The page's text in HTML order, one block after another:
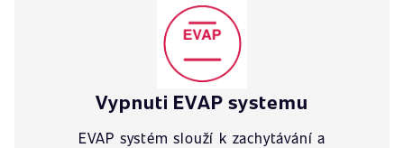
Vypnuti EVAP systemu
EVAP systém slouží k zachytávání a